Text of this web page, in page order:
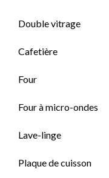
Double vitrage
Cafetière
Four
Four à micro-ondes
Lave-linge
Plaque de cuisson